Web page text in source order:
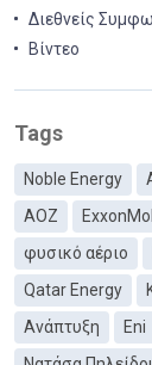
Διεθνείς
Βίντεο
Tags
Noble Energy
ΑΟΖ
φυσικό αέριο
Qatar Energy
Ανάπτυξη
Eni